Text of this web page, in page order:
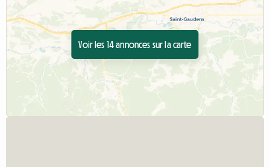
Voir les 14 annonces sur la carte